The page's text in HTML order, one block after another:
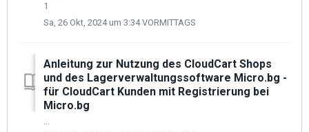
1
Sa, 26 Okt, 2024 um 3:34 VORMITTAGS
Anleitung zur Nutzung des CloudCart Shops
und des Lagerverwaltungssoftware Micro.bg -
für CloudCart Kunden mit Registrierung bei
Micro.bg
...